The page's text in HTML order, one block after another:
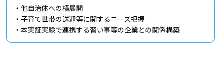
・他自治体への横展開
・子育て世帯の送迎等に関するニーズ把握
・本実証実験で連携する習い事等の企業との関係構築